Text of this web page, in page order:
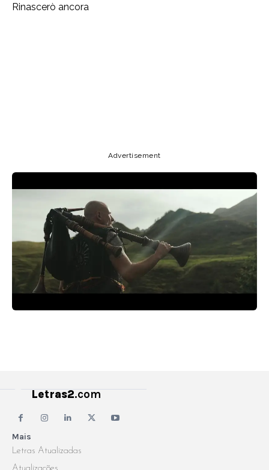
Rinascerò ancora
Advertisement
Mais
Letras Atualizadas
Letras2.com